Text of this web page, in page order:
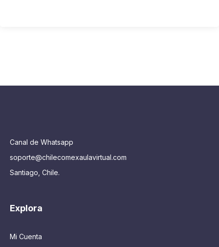
Canal de Whatsapp
soporte@chilecomexaulavirtual.com
Santiago, Chile.
Explora
Mi Cuenta